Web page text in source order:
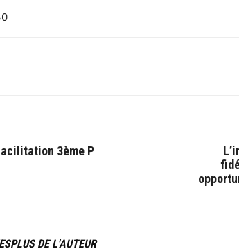
3ème P
PLUS DE L'AUTEUR